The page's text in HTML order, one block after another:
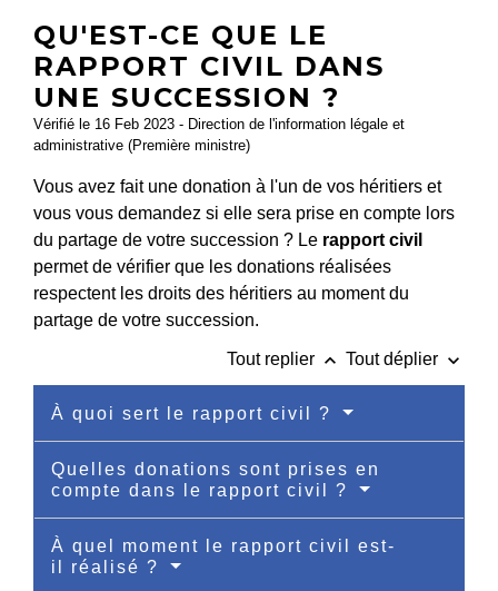
QU'EST-CE QUE LE
RAPPORT CIVIL DANS
UNE SUCCESSION ?
Vérifié le 16 Feb 2023 - Direction de l'information légale et
administrative (Première ministre)
Vous avez fait une donation à l'un de vos héritiers et
vous vous demandez si elle sera prise en compte lors
du partage de votre succession ? Le rapport civil
permet de vérifier que les donations réalisées
respectent les droits des héritiers au moment du
partage de votre succession.
Tout replier keyboard_arrow_up Tout déplier keyboard_arrow_down
À quoi sert le rapport civil ?
Quelles donations sont prises en
compte dans le rapport civil ?
À quel moment le rapport civil est-
il réalisé ?